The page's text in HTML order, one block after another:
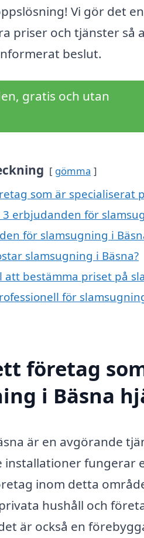
Vi gör det
priser och tjänster så
beslut.
gratis och utan
gömma
som är specialiserat
erbjudanden för
för slamsugning i
slamsugning i Bäsna?
bestämma priset på
för
företag
i Bäsna
är en avgörande
installationer fungerar
inom detta
hushåll och
är också en